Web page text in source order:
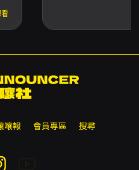
嚷報 會員專區 搜尋